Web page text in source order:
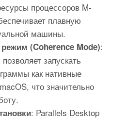
процессоров M-
плавную
машины.
(Coherence Mode):
запускать
как нативные
что значительно
: Parallels Desktop